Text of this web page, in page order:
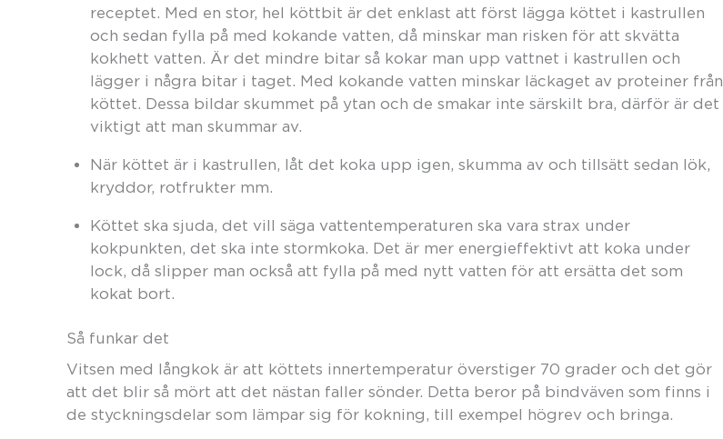
receptet. Med en stor, hel köttbit är det enklast att först lägga köttet i kastrullen
och sedan fylla på med kokande vatten, då minskar man risken för att skvätta
kokhett vatten. Är det mindre bitar så kokar man upp vattnet i kastrullen och
lägger i några bitar i taget. Med kokande vatten minskar läckaget av proteiner från
köttet. Dessa bildar skummet på ytan och de smakar inte särskilt bra, därför är det
viktigt att man skummar av.
När köttet är i kastrullen, låt det koka upp igen, skumma av och tillsätt sedan lök,
kryddor, rotfrukter mm.
Köttet ska sjuda, det vill säga vattentemperaturen ska vara strax under
kokpunkten, det ska inte stormkoka. Det är mer energieffektivt att koka under
lock, då slipper man också att fylla på med nytt vatten för att ersätta det som
kokat bort.
Så funkar det
Vitsen med långkok är att köttets innertemperatur överstiger 70 grader och det gör
att det blir så mört att det nästan faller sönder. Detta beror på bindväven som finns i
de styckningsdelar som lämpar sig för kokning, till exempel högrev och bringa.